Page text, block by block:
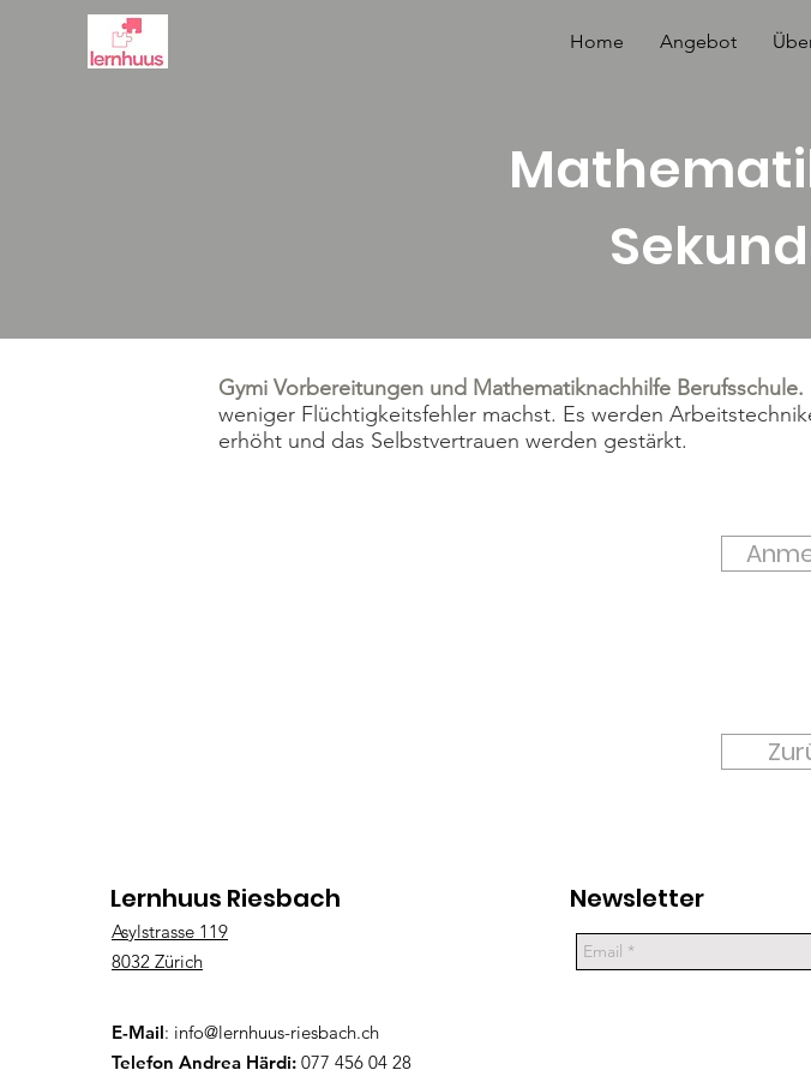
Home Angebot
Gymi Vorbereitungen und Mathematiknachhilfe Berufsschule.
weniger Flüchtigkeitsfehler machst. Es werden
erhöht und das Selbstvertrauen werden gestärkt.
Lernhuus Riesbach
Asylstrasse 119
8032 Zürich
E-Mail: info@lernhuus-riesbach.ch
Telefon Andrea Härdi: 077 456 04 28
Newsletter